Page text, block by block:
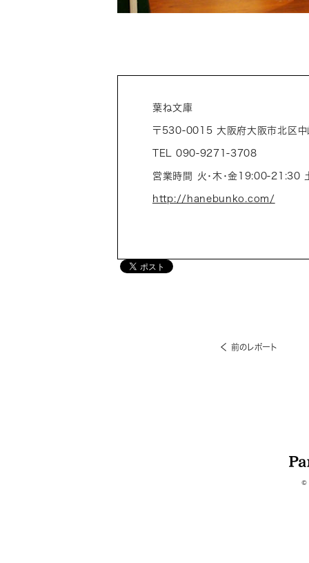
葉ね文庫
〒530-0015 大阪府大阪市北区
TEL 090-9271-3708
営業時間 火・木・金19:00-21:30
http://hanebunko.com/
前のレポート
©